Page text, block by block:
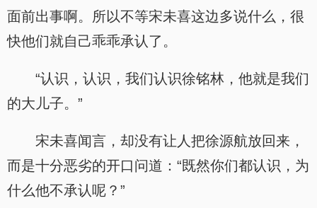
面前出事啊。所以不等宋未喜这边多说什么，很
快他们就自己乖乖承认了。
“认识，认识，我们认识徐铭林，他就是我们
的大儿子。”
宋未喜闻言，却没有让人把徐源航放回来，
而是十分恶劣的开口问道：“既然你们都认识，为
什么他不承认呢？”